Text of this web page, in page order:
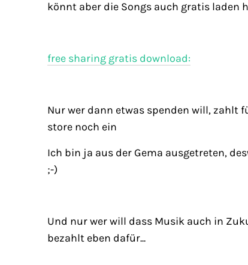
könnt aber die Songs auch gratis laden
free sharing gratis download:
Nur wer dann etwas spenden will, zahlt
store noch ein
Ich bin ja aus der Gema ausgetreten,
;-)
Und nur wer will dass Musik auch in
bezahlt eben dafür...